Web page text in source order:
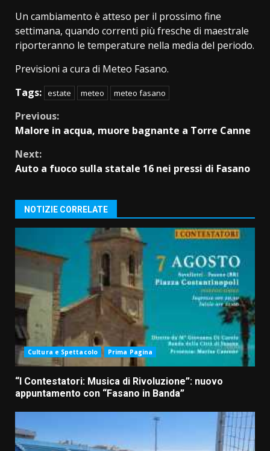
Un cambiamento è atteso per il prossimo fine
settimana, quando correnti più fresche di maestrale
riporteranno le temperature nella media del periodo.
Previsioni a cura di Meteo Fasano.
Tags: estate meteo meteo fasano
Continue
Reading
Previous:
Malore in acqua, muore bagnante a Torre Canne
Next:
Auto a fuoco sulla statale 16 nei pressi di Fasano
NOTIZIE CORRELATE
Cultura e Spettacolo Prima Pagina
“I Contestatori: Musica di Rivoluzione”: nuovo
appuntamento con “Fasano in Banda”